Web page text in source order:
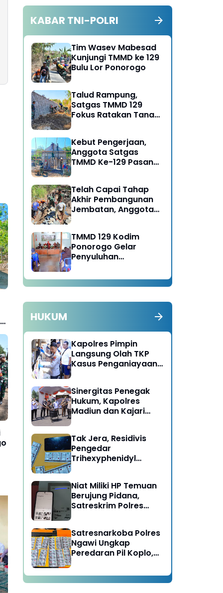
Polres Ngawi Sigap Bantu
Pemudik Alami Kendala
Tanggungjawab
KABAR TNI-POLRI
Tim Wasev Mabesad
Kunjungi TMMD ke 129
Bulu Lor Ponorogo
Talud Rampung,
Satgas TMMD 129
Fokus Ratakan Tanah
Kebut Pengerjaan,
Anggota Satgas
TMMD Ke-129 Pasang
RTLH
Telah Capai Tahap
Akhir Pembangunan
Jembatan, Anggota
Jalan
TMMD 129 Kodim
Ponorogo Gelar
Penyuluhan
HUKUM
Kapolres Pimpin
Langsung Olah TKP
Kasus Penganiayaan
Ngawi
Sinergitas Penegak
Hukum, Kapolres
Madiun dan Kajari
Umum
Tak Jera, Residivis
Pengedar
Trihexyphenidyl
Ngawi
Niat Miliki HP Temuan
Berujung Pidana,
Satreskrim Polres
Satresnarkoba Polres
Ngawi Ungkap
Peredaran Pil Koplo,
Diamankan